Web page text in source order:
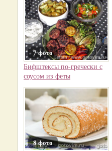
7 фото
Бифштексы по-гречески с
соусом из феты
8 фото